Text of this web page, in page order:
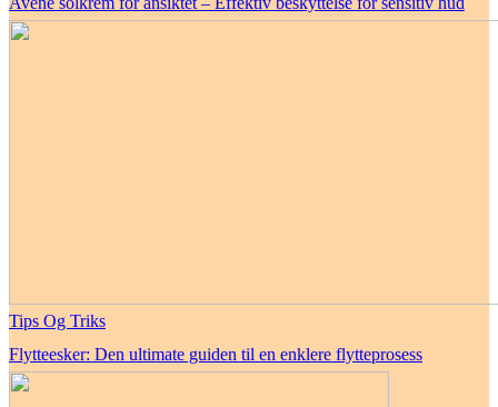
Tips Og Triks
Flytteesker: Den ultimate guiden til en enklere flytteprosess